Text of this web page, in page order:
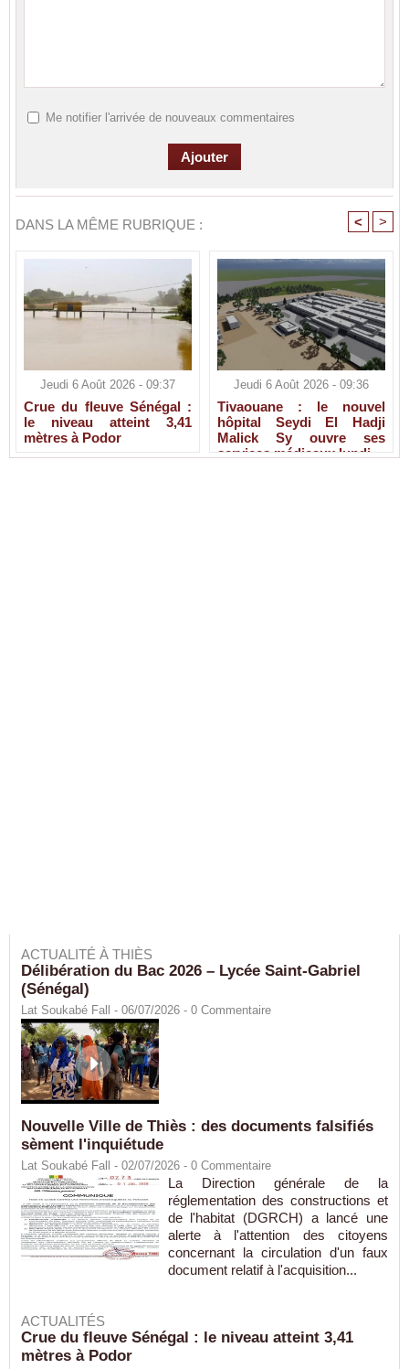
Me notifier l'arrivée de nouveaux commentaires
DANS LA MÊME RUBRIQUE : < >
Jeudi 6 Août 2026 - 09:37
Crue du fleuve Sénégal :
le niveau atteint 3,41
mètres à Podor
Jeudi 6 Août 2026 - 09:36
Tivaouane : le nouvel
hôpital Seydi El Hadji
Malick Sy ouvre ses
services médicaux lundi
ACTUALITÉ À THIÈS
Délibération du Bac 2026 – Lycée Saint-Gabriel
(Sénégal)
Lat Soukabé Fall - 06/07/2026 - 0 Commentaire
Nouvelle Ville de Thiès : des documents falsifiés
sèment l'inquiétude
Lat Soukabé Fall - 02/07/2026 - 0 Commentaire
La Direction générale de la
réglementation des constructions et
de l'habitat (DGRCH) a lancé une
alerte à l'attention des citoyens
concernant la circulation d'un faux
document relatif à l'acquisition...
ACTUALITÉS
Crue du fleuve Sénégal : le niveau atteint 3,41
mètres à Podor